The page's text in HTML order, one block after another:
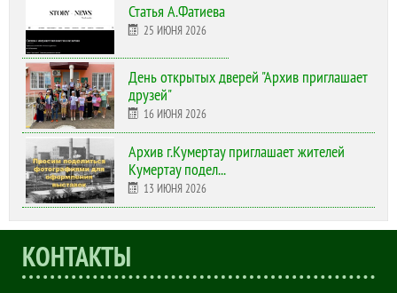
Статья А.Фатиева
25 ИЮНЯ 2026
День открытых дверей "Архив приглашает
друзей"
16 ИЮНЯ 2026
Архив г.Кумертау приглашает жителей
Кумертау подел...
13 ИЮНЯ 2026
КОНТАКТЫ